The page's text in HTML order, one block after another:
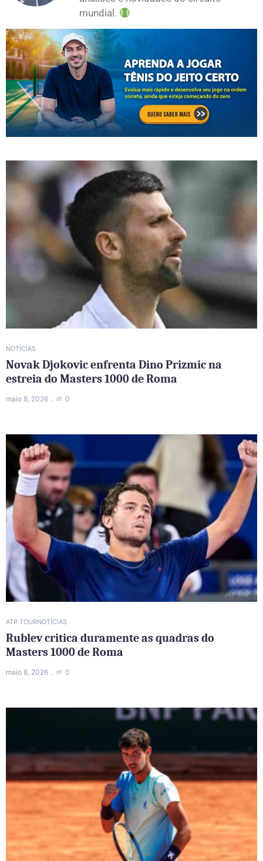
mundial.
NOTÍCIAS
Novak Djokovic enfrenta Dino Prizmic na
estreia do Masters 1000 de Roma
maio 8, 2026 0
ATP TOURNOTÍCIAS
Rublev critica duramente as quadras do
Masters 1000 de Roma
maio 8, 2026 0